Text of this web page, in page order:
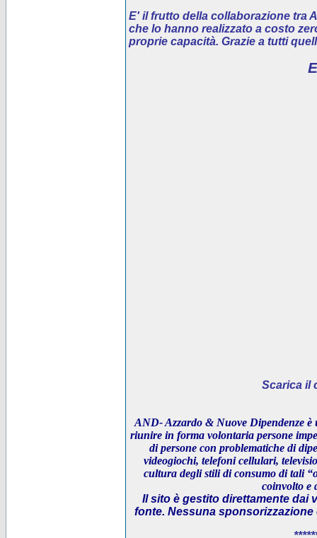
E' ilfrutto della collaborazione tra
che lo hanno realizzato a costo
proprie capacità. Grazie a tutti
Scarica il
AND- Azzardo & Nuove Dipendenze è
riunire in forma volontaria persone
di persone con problematiche di
videogiochi, telefoni cellulari,
cultura degli stili di consumo di tali
coinvolto e
Il sito è gestito direttamente dai
fonte. Nessuna